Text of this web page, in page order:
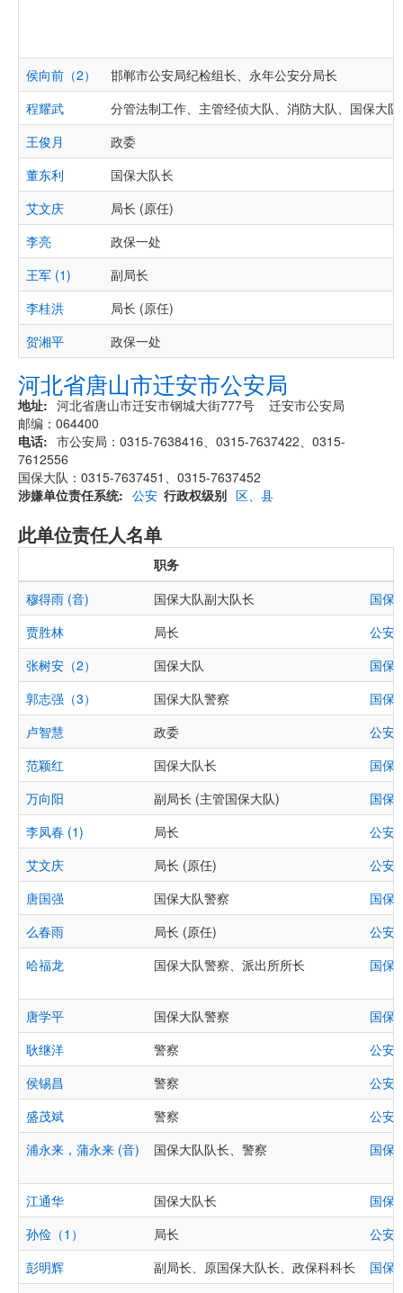
侯向前（2）
邯郸市公安局纪检组长、永年公安分局长
程耀武
分管法制工作、主管经侦大队、消防大队、国保大队
王俊月
政委
董东利
国保大队长
艾文庆
局长 (原任)
李亮
政保一处
王军 (1)
副局长
李桂洪
局长 (原任)
贺湘平
政保一处
河北省唐山市迁安市公安局
地址
河北省唐山市迁安市钢城大街777号 迁安市公安局
邮编：064400
电话
市公安局：0315-7638416、0315-7637422、0315-
7612556
国保大队：0315-7637451、0315-7637452
涉嫌单位责任系统
公安 行政权级别 区、县
此单位责任人名单
职务
穆得雨 (音)
国保大队副大队长
国保
贾胜林
局长
公安
张树安（2）
国保大队
国保
郭志强（3）
国保大队警察
国保
卢智慧
政委
公安
范颖红
国保大队长
国保
万向阳
副局长 (主管国保大队)
国保
李凤春 (1)
局长
公安
艾文庆
局长 (原任)
公安
唐国强
国保大队警察
国保
么春雨
局长 (原任)
公安
哈福龙
国保大队警察、派出所所长 国保
唐学平 国保大队警察
国保
耿继洋
警察
公安
侯锡昌
警察
公安
盛茂斌
警察
公安
浦永来，蒲永来 (音)
国保大队队长、警察 国保
江通华 国保大队长
国保
孙俭（1）
局长
公安
彭明辉
副局长、原国保大队长、政保科科长
国保